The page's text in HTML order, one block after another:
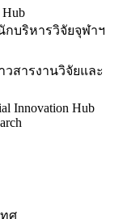
Hub
กบริหารวิจัยจุฬาฯ
วสารงานวิจัยและ
Innovation Hub
ศ